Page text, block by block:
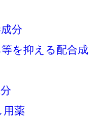
分
を抑える配合成
用薬